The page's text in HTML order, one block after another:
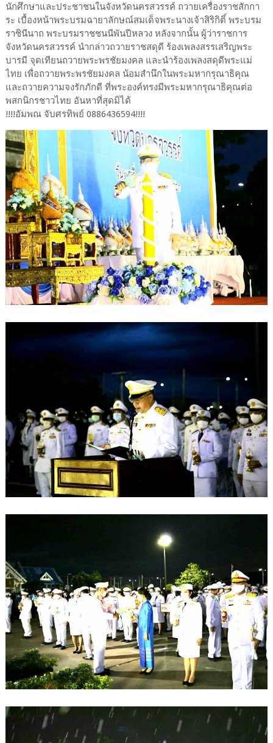
นักศึกษาและประชาชนในจังหวัดนครสวรรค์ ถวายเครื่องราชสักกา
ระ เบื้องหน้าพระบรมฉายาลักษณ์สมเด็จพระนางเจ้าสิริกิติ์ พระบรม
ราชินีนาถ พระบรมราชชนนีพันปีหลวง หลังจากนั้น ผู้ว่าราชการ
จังหวัดนครสวรรค์ นำกล่าวถวายราชสดุดี ร้องเพลงสรรเสริญพระ
บารมี จุดเทียนถวายพระพรชัยมงคล และนำร้องเพลงสดุดีพระแม่
ไทย เพื่อถวายพระพรชัยมงคล น้อมสำนึกในพระมหากรุณาธิคุณ
และถวายความจงรักภักดี ที่พระองค์ทรงมีพระมหากรุณาธิคุณต่อ
พสกนิกรชาวไทย อันหาที่สุดมิได้
!!!!อัมพณ จับศรทิพย์ 0886436594!!!!